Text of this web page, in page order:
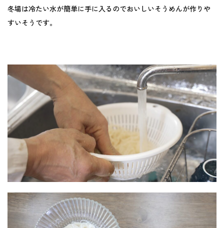
冬場は冷たい水が簡単に手に入るのでおいしいそうめんが作りや
すいそうです。